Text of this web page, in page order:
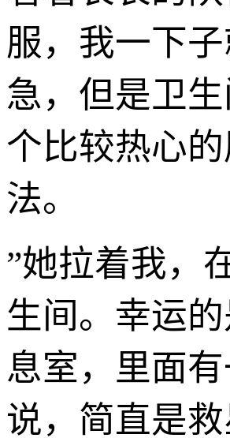
服，我一下
急，但是卫
个比较热心
法。
”她拉着我，
生间。幸运
息室，里面
说，简直是